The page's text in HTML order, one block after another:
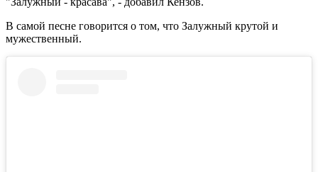
В самой песне говорится о том, что Залужный крутой и
мужественный.